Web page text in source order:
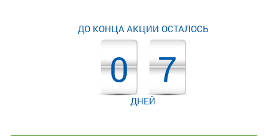
ДО КОНЦА АКЦИИ ОСТАЛОСЬ
0 7
ДНЕЙ